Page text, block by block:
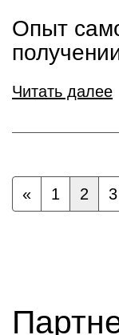
Опыт
Читать далее
« 1 2 3